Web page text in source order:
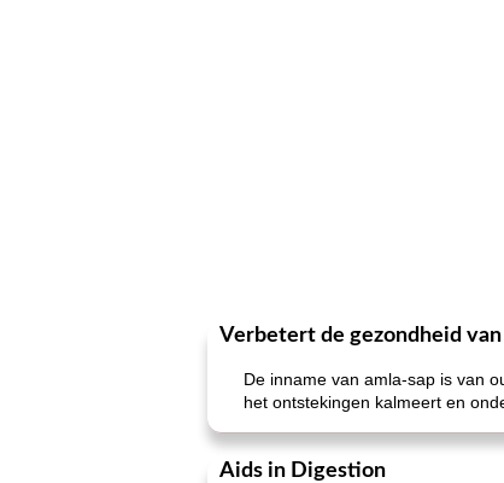
Verbetert de gezondheid
De inname van amla-sap is van
het ontstekingen kalmeert en
Aids in Digestion